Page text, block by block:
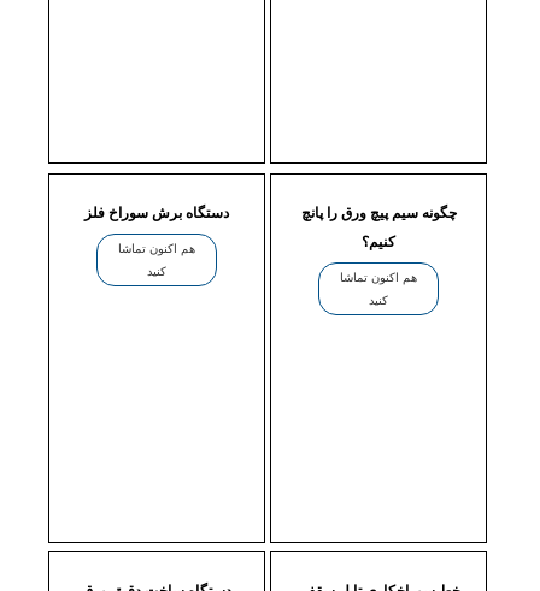
دستگاه برش سوراخ فلز
هم اکنون تماشا
کنید
چگونه سیم پیچ ورق را پانچ
کنیم؟
هم اکنون تماشا
کنید